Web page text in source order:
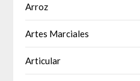
Arroz
Artes Marciales
Articular